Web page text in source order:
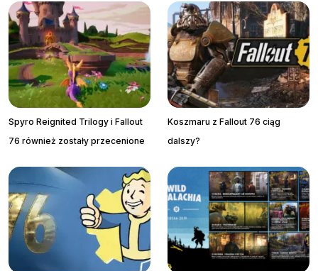
Spyro Reignited Trilogy i Fallout
76 również zostały przecenione
Koszmaru z Fallout 76 ciąg
dalszy?